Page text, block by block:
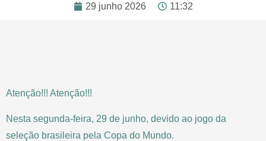
29 junho 2026
11:32
Atenção!!! Atenção!!!
Nesta segunda-feira, 29 de junho, devido ao jogo da
seleção brasileira pela Copa do Mundo.